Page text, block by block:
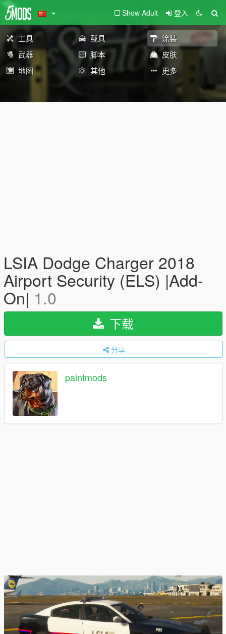
Show Adult 登入
工具 载具
涂装
武器
脚本
皮肤
地图
其他 更多
LSIA Dodge Charger 2018
Airport Security (ELS) |Add-
On| 1.0
下载
分享
paintmods